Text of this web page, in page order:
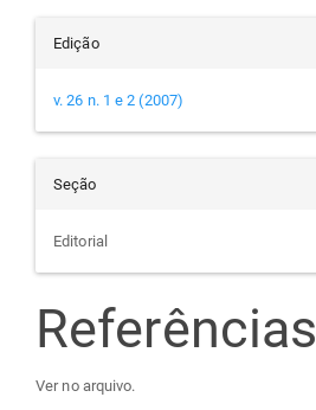
Edição
v. 26 n. 1 e 2 (2007)
Seção
Editorial
Referências
Ver no arquivo.